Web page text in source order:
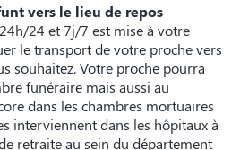
vers le lieu de repos
24 et 7j/7 est mise à votre
le transport de votre proche vers
souhaitez. Votre proche pourra
funéraire mais aussi au
dans les chambres mortuaires
interviennent dans les hôpitaux à
retraite au sein du département